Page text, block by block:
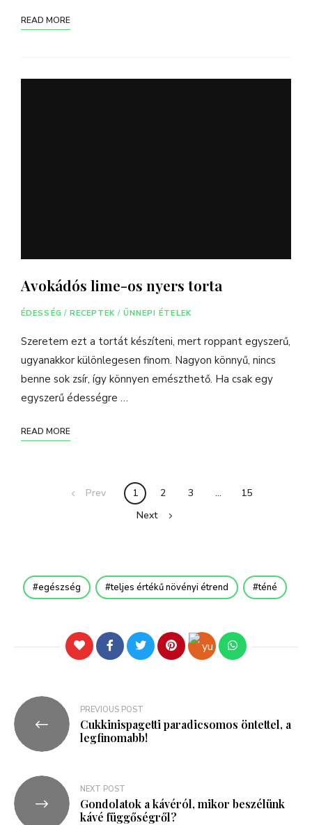
READ MORE
Avokádós lime-os nyers torta
ÉDESSÉG / RECEPTEK / ÜNNEPI ÉTELEK
Szeretem ezt a tortát készíteni, mert roppant egyszerű,
ugyanakkor különlegesen finom. Nagyon könnyű, nincs
benne sok zsír, így könnyen emészthető. Ha csak egy
egyszerű édességre …
READ MORE
Prev 1 2 3 …
15
Next
egészség teljes értékű növényi étrend téné
PREVIOUS POST
Cukkinispagetti paradicsomos öntettel, a
legfinomabb!
NEXT POST
Gondolatok a kávéról, mikor beszélünk
kávé függőségről?